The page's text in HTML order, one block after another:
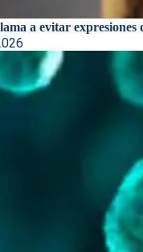
a evitar